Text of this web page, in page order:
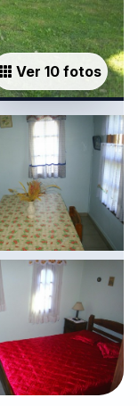
Ver 10 fotos